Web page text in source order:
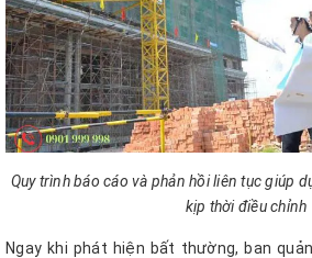
Quy trình báo cáo và phản hồi liên tục giúp
kịp thời điều chỉnh
Ngay khi phát hiện bất thường, ban